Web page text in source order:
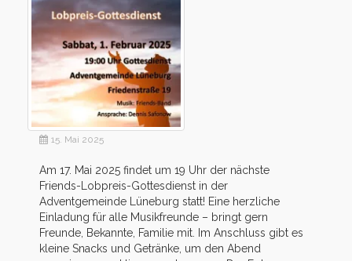
15. Mai 2025
Am 17. Mai 2025 findet um 19 Uhr der nächste
Friends-Lobpreis-Gottesdienst in der
Adventgemeinde Lüneburg statt! Eine herzliche
Einladung für alle Musikfreunde – bringt gern
Freunde, Bekannte, Familie mit. Im Anschluss gibt es
kleine Snacks und Getränke, um den Abend